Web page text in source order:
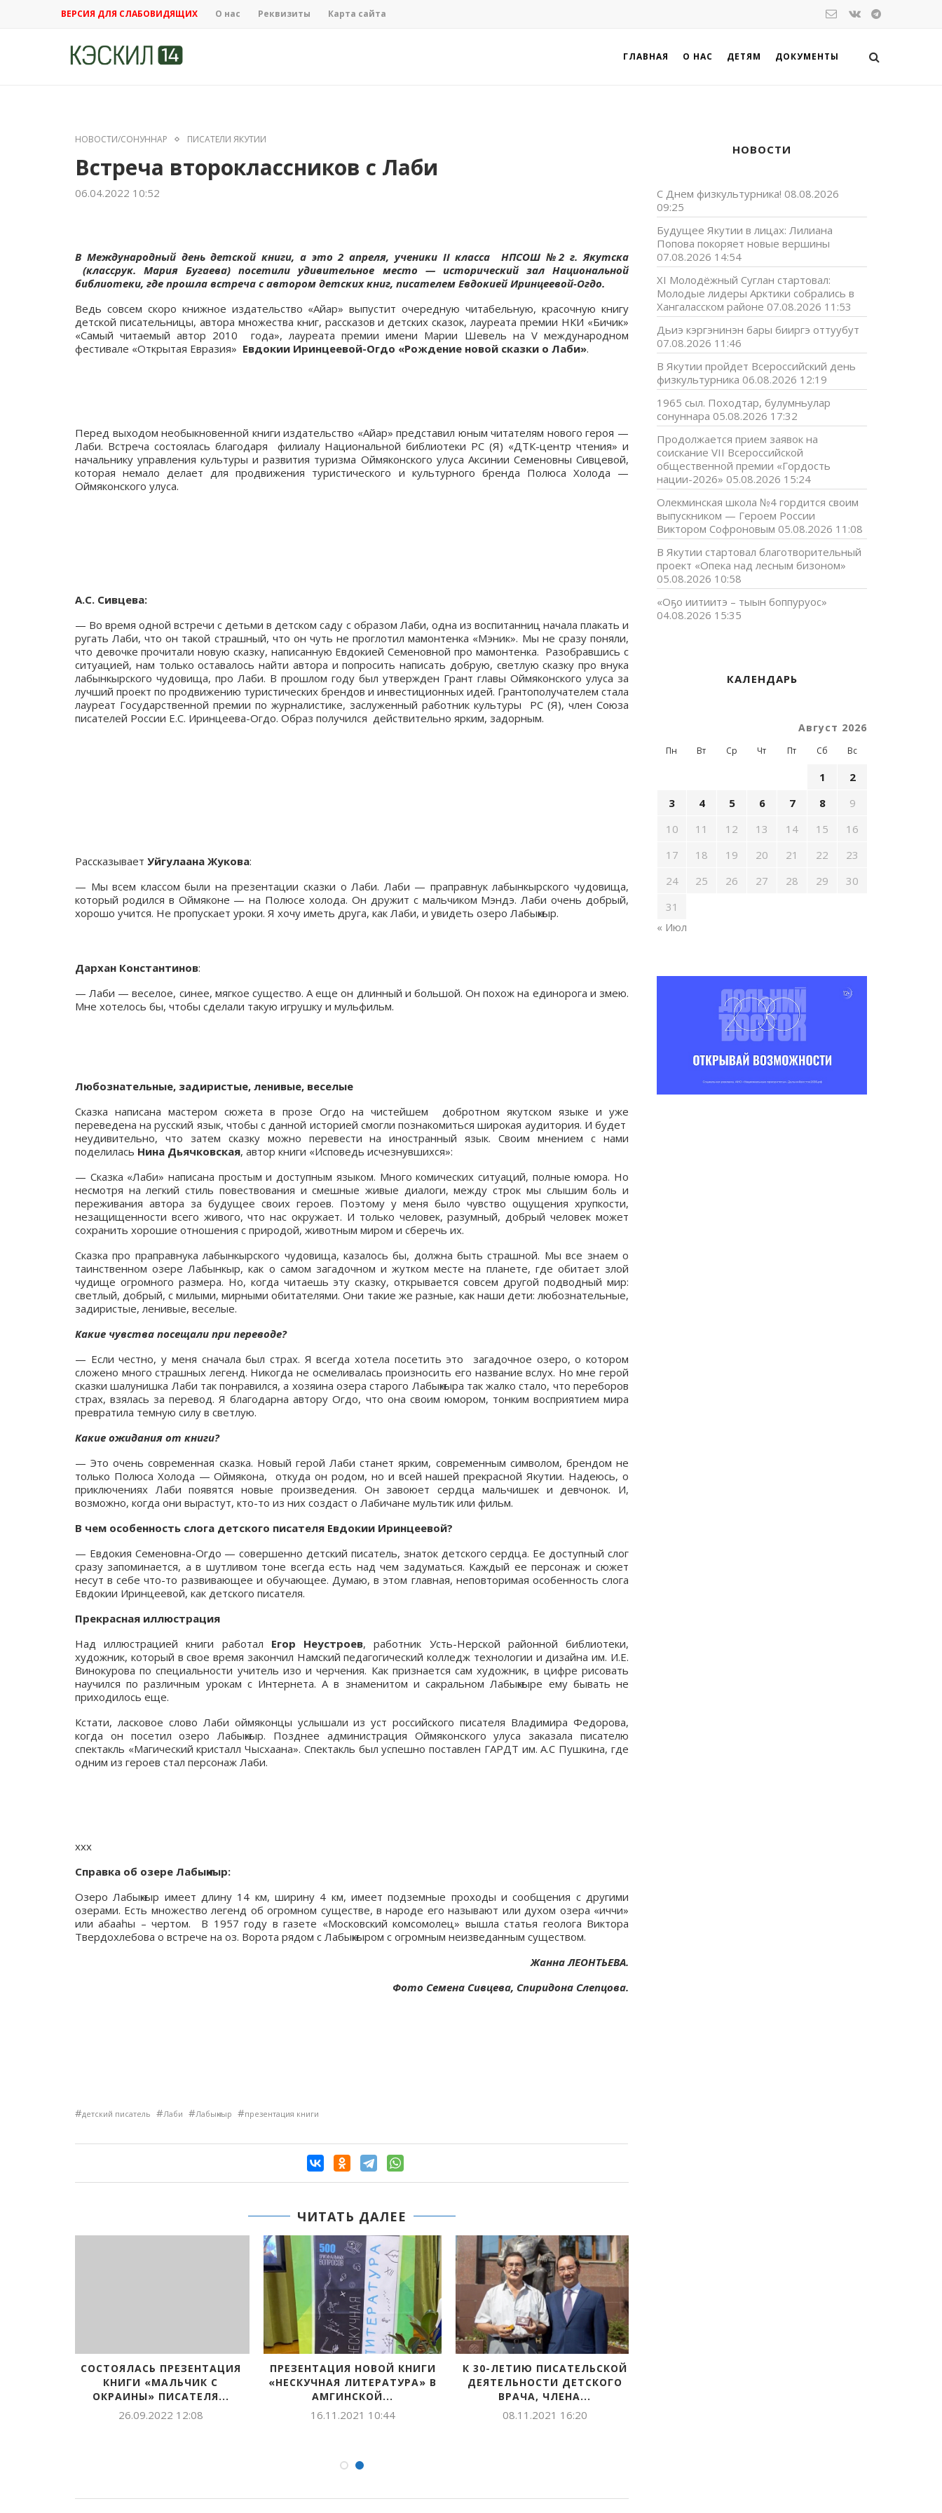
ВЕРСИЯ ДЛЯ СЛАБОВИДЯЩИХ О нас Реквизиты Карта сайта
ГЛАВНАЯ О НАС ДЕТЯМ ДОКУМЕНТЫ
НОВОСТИ/СОНУННАР ПИСАТЕЛИ ЯКУТИИ
Встреча второклассников с Лаби
06.04.2022 10:52
В Международный день детской книги, а это 2 апреля, ученики II класса НПСОШ №2 г. Якутска
(классрук. Мария Бугаева) посетили удивительное место — исторический зал Национальной
библиотеки, где прошла встреча с автором детских книг, писателем Евдокией Иринцеевой-Огдо.
Ведь совсем скоро книжное издательство «Айар» выпустит очередную читабельную, красочную книгу
детской писательницы, автора множества книг, рассказов и детских сказок, лауреата премии НКИ «Бичик»
«Самый читаемый автор 2010 года», лауреата премии имени Марии Шевель на V международном
фестивале «Открытая Евразия» Евдокии Иринцеевой-Огдо «Рождение новой сказки о Лаби».
Перед выходом необыкновенной книги издательство «Айар» представил юным читателям нового героя —
Лаби. Встреча состоялась благодаря филиалу Национальной библиотеки РС (Я) «ДТК-центр чтения» и
начальнику управления культуры и развития туризма Оймяконского улуса Аксинии Семеновны Сивцевой,
которая немало делает для продвижения туристического и культурного бренда Полюса Холода —
Оймяконского улуса.
А.С. Сивцева:
— Во время одной встречи с детьми в детском саду с образом Лаби, одна из воспитанниц начала плакать и
ругать Лаби, что он такой страшный, что он чуть не проглотил мамонтенка «Мэник». Мы не сразу поняли,
что девочке прочитали новую сказку, написанную Евдокией Семеновной про мамонтенка. Разобравшись с
ситуацией, нам только оставалось найти автора и попросить написать добрую, светлую сказку про внука
лабынкырского чудовища, про Лаби. В прошлом году был утвержден Грант главы Оймяконского улуса за
лучший проект по продвижению туристических брендов и инвестиционных идей. Грантополучателем стала
лауреат Государственной премии по журналистике, заслуженный работник культуры РС (Я), член Союза
писателей России Е.С. Иринцеева-Огдо. Образ получился действительно ярким, задорным.
Рассказывает Уйгулаана Жукова:
— Мы всем классом были на презентации сказки о Лаби. Лаби — праправнук лабынкырского чудовища,
который родился в Оймяконе — на Полюсе холода. Он дружит с мальчиком Мэндэ. Лаби очень добрый,
хорошо учится. Не пропускает уроки. Я хочу иметь друга, как Лаби, и увидеть озеро Лабыҥкыр.
Дархан Константинов:
— Лаби — веселое, синее, мягкое существо. А еще он длинный и большой. Он похож на единорога и змею.
Мне хотелось бы, чтобы сделали такую игрушку и мульфильм.
Любознательные, задиристые, ленивые, веселые
Сказка написана мастером сюжета в прозе Огдо на чистейшем добротном якутском языке и уже
переведена на русский язык, чтобы с данной историей смогли познакомиться широкая аудитория. И будет
неудивительно, что затем сказку можно перевести на иностранный язык. Своим мнением с нами
поделилась Нина Дьячковская, автор книги «Исповедь исчезнувшихся»:
— Сказка «Лаби» написана простым и доступным языком. Много комических ситуаций, полные юмора. Но
несмотря на легкий стиль повествования и смешные живые диалоги, между строк мы слышим боль и
переживания автора за будущее своих героев. Поэтому у меня было чувство ощущения хрупкости,
незащищенности всего живого, что нас окружает. И только человек, разумный, добрый человек может
сохранить хорошие отношения с природой, животным миром и сберечь их.
Сказка про праправнука лабынкырского чудовища, казалось бы, должна быть страшной. Мы все знаем о
таинственном озере Лабынкыр, как о самом загадочном и жутком месте на планете, где обитает злой
чудище огромного размера. Но, когда читаешь эту сказку, открывается совсем другой подводный мир:
светлый, добрый, с милыми, мирными обитателями. Они такие же разные, как наши дети: любознательные,
задиристые, ленивые, веселые.
Какие чувства посещали при переводе?
— Если честно, у меня сначала был страх. Я всегда хотела посетить это загадочное озеро, о котором
сложено много страшных легенд. Никогда не осмеливалась произносить его название вслух. Но мне герой
сказки шалунишка Лаби так понравился, а хозяина озера старого Лабыҥкыра так жалко стало, что переборов
страх, взялась за перевод. Я благодарна автору Огдо, что она своим юмором, тонким восприятием мира
превратила темную силу в светлую.
Какие ожидания от книги?
— Это очень современная сказка. Новый герой Лаби станет ярким, современным символом, брендом не
только Полюса Холода — Оймякона, откуда он родом, но и всей нашей прекрасной Якутии. Надеюсь, о
приключениях Лаби появятся новые произведения. Он завоюет сердца мальчишек и девчонок. И,
возможно, когда они вырастут, кто-то из них создаст о Лабичане мультик или фильм.
В чем особенность слога детского писателя Евдокии Иринцеевой?
— Евдокия Семеновна-Огдо — совершенно детский писатель, знаток детского сердца. Ее доступный слог
сразу запоминается, а в шутливом тоне всегда есть над чем задуматься. Каждый ее персонаж и сюжет
несут в себе что-то развивающее и обучающее. Думаю, в этом главная, неповторимая особенность слога
Евдокии Иринцеевой, как детского писателя.
Прекрасная иллюстрация
Над иллюстрацией книги работал Егор Неустроев, работник Усть-Нерской районной библиотеки,
художник, который в свое время закончил Намский педагогический колледж технологии и дизайна им. И.Е.
Винокурова по специальности учитель изо и черчения. Как признается сам художник, в цифре рисовать
научился по различным урокам с Интернета. А в знаменитом и сакральном Лабыҥкыре ему бывать не
приходилось еще.
Кстати, ласковое слово Лаби оймяконцы услышали из уст российского писателя Владимира Федорова,
когда он посетил озеро Лабыҥкыр. Позднее администрация Оймяконского улуса заказала писателю
спектакль «Магический кристалл Чысхаана». Спектакль был успешно поставлен ГАРДТ им. А.С Пушкина, где
одним из героев стал персонаж Лаби.
ххх
Справка об озере Лабыҥкыр:
Озеро Лабыҥкыр имеет длину 14 км, ширину 4 км, имеет подземные проходы и сообщения с другими
озерами. Есть множество легенд об огромном существе, в народе его называют или духом озера «иччи»
или абааһы – чертом. В 1957 году в газете «Московский комсомолец» вышла статья геолога Виктора
Твердохлебова о встрече на оз. Ворота рядом с Лабыҥкыром с огромным неизведанным существом.
Жанна ЛЕОНТЬЕВА.
Фото Семена Сивцева, Спиридона Слепцова.
#детский писатель #Лаби #Лабыҥкыр #презентация книги
ЧИТАТЬ ДАЛЕЕ
СОСТОЯЛАСЬ ПРЕЗЕНТАЦИЯ
КНИГИ «МАЛЬЧИК С
ОКРАИНЫ» ПИСАТЕЛЯ...
26.09.2022 12:08
ПРЕЗЕНТАЦИЯ НОВОЙ КНИГИ
«НЕСКУЧНАЯ ЛИТЕРАТУРА» В
АМГИНСКОЙ...
16.11.2021 10:44
К 30-ЛЕТИЮ ПИСАТЕЛЬСКОЙ
ДЕЯТЕЛЬНОСТИ ДЕТСКОГО
ВРАЧА, ЧЛЕНА...
08.11.2021 16:20
НОВОСТИ
С Днем физкультурника! 08.08.2026
09:25
Будущее Якутии в лицах: Лилиана
Попова покоряет новые вершины
07.08.2026 14:54
XI Молодёжный Суглан стартовал:
Молодые лидеры Арктики собрались в
Хангаласском районе 07.08.2026 11:53
Дьиэ кэргэнинэн бары бииргэ оттуубут
07.08.2026 11:46
В Якутии пройдет Всероссийский день
физкультурника 06.08.2026 12:19
1965 сыл. Походтар, булумньулар
сонуннара 05.08.2026 17:32
Продолжается прием заявок на
соискание VII Всероссийской
общественной премии «Гордость
нации-2026» 05.08.2026 15:24
Олекминская школа №4 гордится своим
выпускником — Героем России
Виктором Софроновым 05.08.2026 11:08
В Якутии стартовал благотворительный
проект «Опека над лесным бизоном»
05.08.2026 10:58
«Оҕо иитиитэ – тыын боппуруос»
04.08.2026 15:35
КАЛЕНДАРЬ
Август 2026
Пн Вт Ср Чт Пт Сб Вс
1
2
3
4 5 6 7 8
9
10
11 12 13 14 15
16
17
18 19 20 21 22
23
24
25 26 27 28 29
30
31
« Июл